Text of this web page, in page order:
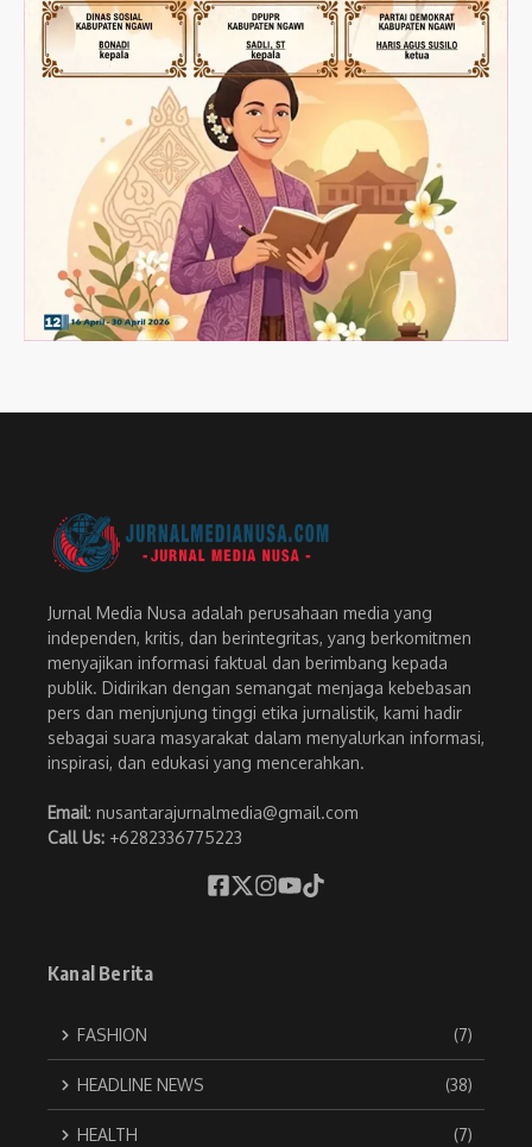
Jurnal Media Nusa adalah perusahaan media yang
independen, kritis, dan berintegritas, yang berkomitmen
menyajikan informasi faktual dan berimbang kepada
publik. Didirikan dengan semangat menjaga kebebasan
pers dan menjunjung tinggi etika jurnalistik, kami hadir
sebagai suara masyarakat dalam menyalurkan informasi,
inspirasi, dan edukasi yang mencerahkan.
Email: nusantarajurnalmedia@gmail.com
Call Us: +6282336775223
Kanal Berita
FASHION (7)
HEADLINE NEWS (38)
HEALTH (7)